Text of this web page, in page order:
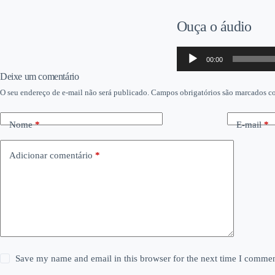
Ouça o áudio
Tocador
áudio
00:00
Deixe um comentário
O seu endereço de e-mail não será publicado. Campos obrigatórios são marcados
Nome* E-mail*
Adicionar comentário *
Save my name and email in this browser for the next time I